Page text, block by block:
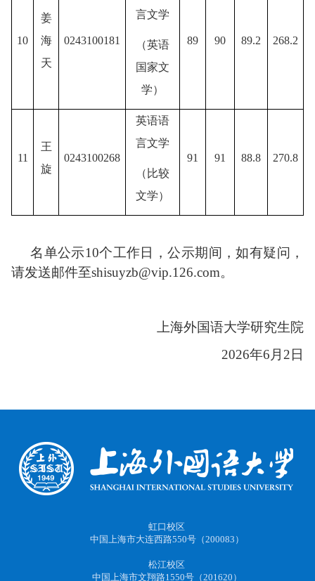
10
姜
海
天
0243100181
言文学
（英语
国家文
学）
89 90 89.2 268.2
11
王
旋
0243100268
英语语
言文学
（ 比较
文学）
91 91 88.8 270.8
名单公示10个工作日，公示期间，如有疑问，
请发送邮件至shisuyzb@vip.126.com。
上海外国语大学研究生院
2026年6 月 2日
虹口校区
中国上海市大连西路550号（200083）
松江校区
中国上海市文翔路1550号（201620）